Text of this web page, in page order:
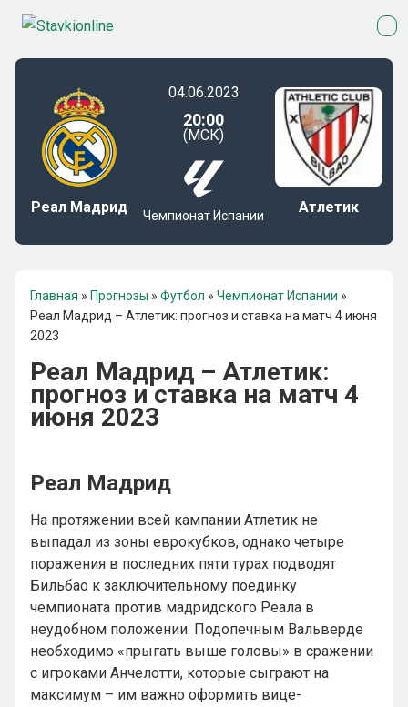
Реал Мадрид
04.06.2023
20:00
(МСК)
Чемпионат Испании Атлетик
Главная » Прогнозы » Футбол » Чемпионат Испании »
Реал Мадрид – Атлетик: прогноз и ставка на матч 4 июня
2023
Реал Мадрид – Атлетик:
прогноз и ставка на матч 4
июня 2023
Реал Мадрид
На протяжении всей кампании Атлетик не
выпадал из зоны еврокубков, однако четыре
поражения в последних пяти турах подводят
Бильбао к заключительному поединку
чемпионата против мадридского Реала в
неудобном положении. Подопечным Вальверде
необходимо «прыгать выше головы» в сражении
с игроками Анчелотти, которые сыграют на
максимум – им важно оформить вице-